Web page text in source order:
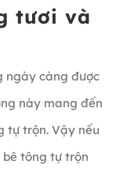
tươi và
ngày càng được
này mang đến
tự trộn. Vậy nếu
bê tông tự trộn